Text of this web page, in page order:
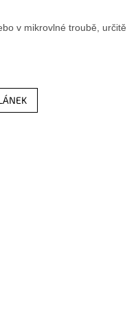
v mikrovlné troubě,